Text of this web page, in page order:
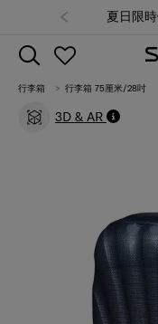
夏日限
行李箱 行李箱 75厘米/28吋
3D & AR